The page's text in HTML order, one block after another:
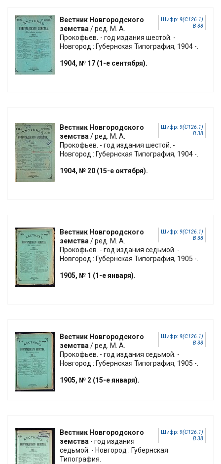
Шифр: 9(С126.1)
В 38
Вестник Новгородского
земства/ ред. М. А.
Прокофьев. - год издания шестой. -
Новгород : Губернская Типография, 1904 -.
1904, № 17 (1-е сентября).
Шифр: 9(С126.1)
В 38
Вестник Новгородского
земства/ ред. М. А.
Прокофьев. - год издания шестой. -
Новгород : Губернская Типография, 1904 -.
1904, № 20 (15-е октября).
Шифр: 9(С126.1)
В 38
Вестник Новгородского
земства/ ред. М. А.
Прокофьев. - год издания седьмой. -
Новгород : Губернская Типография, 1905 -.
1905, № 1 (1-е января).
Шифр: 9(С126.1)
В 38
Вестник Новгородского
земства/ ред. М. А.
Прокофьев. - год издания седьмой. -
Новгород : Губернская Типография, 1905 -.
1905, № 2 (15-е января).
Шифр: 9(С126.1)
В 38
Вестник Новгородского
земства - год издания
седьмой. - Новгород : Губернская
Типография.